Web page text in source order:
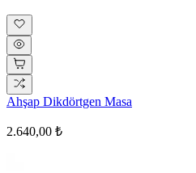
Ahşap Dikdörtgen Masa
2.640,00 ₺